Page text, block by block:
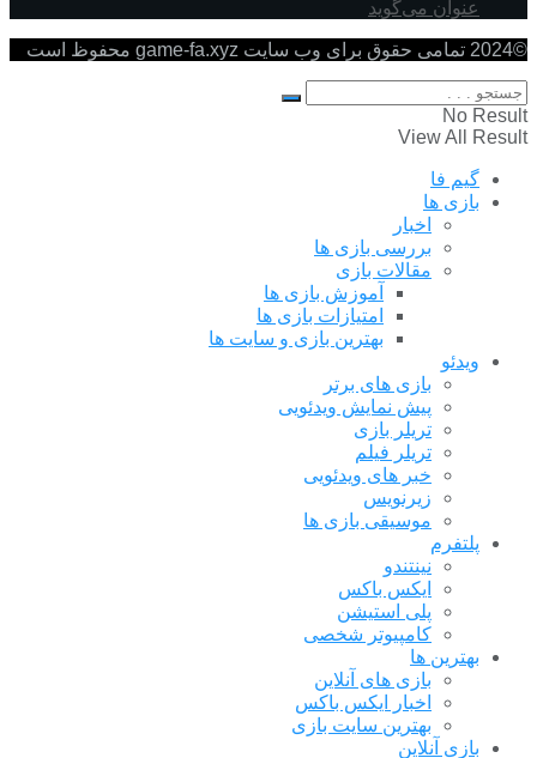
عنوان می‌گوید
©2024 تمامی حقوق برای وب سایت game-fa.xyz محفوظ است
No Result
View All Result
گیم فا
بازی ها
اخبار
بررسی بازی ها
مقالات بازی
آموزش بازی ها
امتیازات بازی ها
بهترین بازی و سایت ها
ویدئو
بازی های برتر
پیش نمایش ویدئویی
تریلر بازی
تریلر فیلم
خبر های ویدئویی
زیرنویس
موسیقی بازی ها
پلتفرم
نینتندو
ایکس باکس
پلی استیشن
کامپیوتر شخصی
بهترین ها
بازی های آنلاین
اخبار ایکس باکس
بهترین سایت بازی
بازی آنلاین